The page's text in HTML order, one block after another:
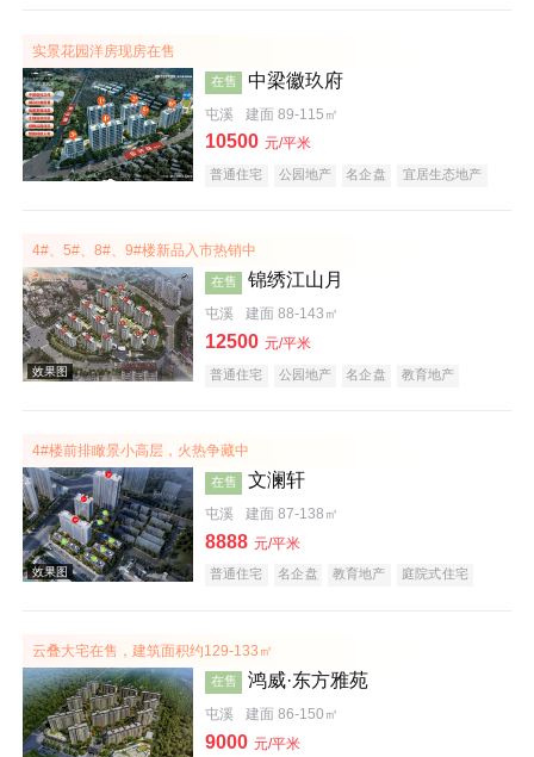
效果图
效果图
实景花园洋房现房在售
在售 中梁徽玖府
屯溪 建面 89-115㎡
10500 元/平米
普通住宅 公园地产 名企盘
宜居生态地产
4#、5#、8#、9#楼新品入市热销中
在售 锦绣江山月
屯溪 建面 88-143㎡
12500 元/平米
普通住宅 公园地产 名企盘
教育地产
4#楼前排瞰景小高层，火热争藏中
在售 文澜轩
屯溪 建面 87-138㎡
8888 元/平米
普通住宅 名企盘 教育地产
庭院式住宅
云叠大宅在售，建筑面积约129-133㎡
在售 鸿威·东方雅苑
屯溪 建面 86-150㎡
9000 元/平米